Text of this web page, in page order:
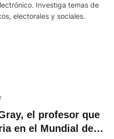
Investiga temas de
electorales y sociales.
el profesor que
en el Mundial de